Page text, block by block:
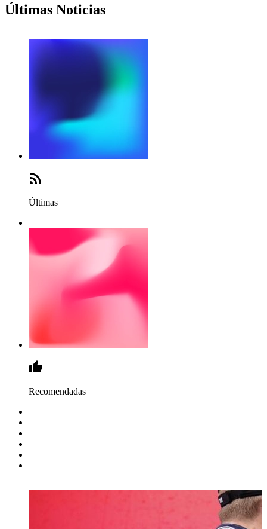
Últimas Noticias
Últimas
Recomendadas